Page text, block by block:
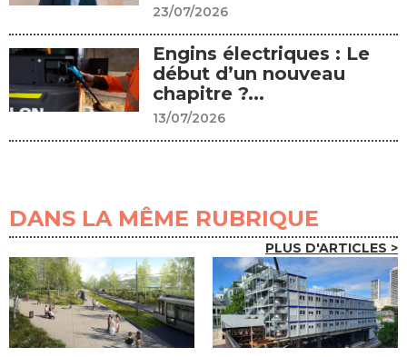
23/07/2026
Engins électriques : Le
début d’un nouveau
chapitre ?...
13/07/2026
DANS LA MÊME RUBRIQUE
PLUS D'ARTICLES >